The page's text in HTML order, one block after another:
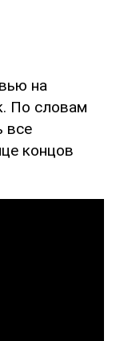
на
По словам
все
концов